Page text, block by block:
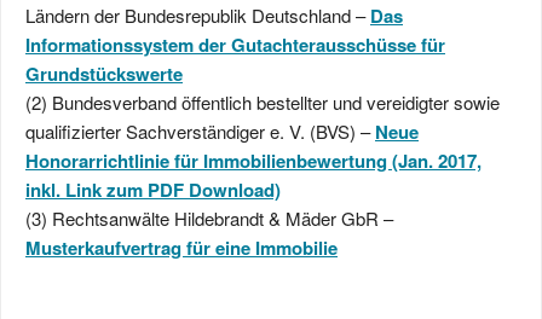
Ländern der Bundesrepublik Deutschland –Das
Informationssystem der Gutachterausschüsse für
Grundstückswerte
(2) Bundesverband öffentlich bestellter und vereidigter sowie
qualifizierter Sachverständiger e. V. (BVS) –Neue
Honorarrichtlinie für Immobilienbewertung (Jan. 2017,
inkl. Link zum PDF Download)
(3) Rechtsanwälte Hildebrandt & Mäder GbR –
Musterkaufvertrag für eine Immobilie